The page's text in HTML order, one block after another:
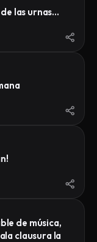
las urnas…
de música,
clausura la